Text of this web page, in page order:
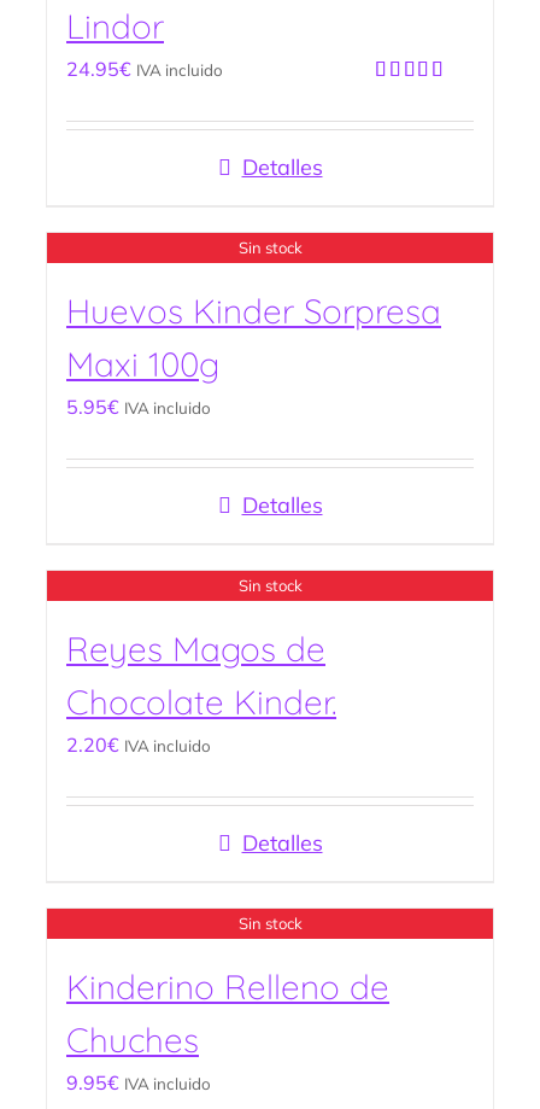
Lindor
con5.00de
5
24.95€ IVA incluido
Detalles
Sin stock
Huevos Kinder Sorpresa
Maxi 100g
5.95€ IVA incluido
Detalles
Sin stock
Reyes Magos de
Chocolate Kinder.
2.20€ IVA incluido
Detalles
Sin stock
Kinderino Relleno de
Chuches
9.95€ IVA incluido